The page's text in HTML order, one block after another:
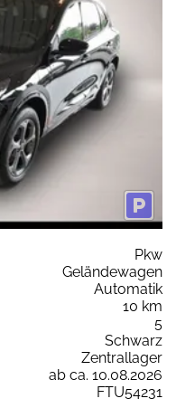
Pkw
Geländewagen
Automatik
10 km
5
Schwarz
Zentrallager
ab ca. 10.08.2026
FTU54231